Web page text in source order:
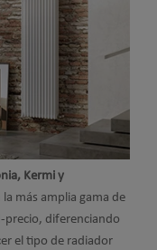
Kermi y
más amplia gama de
precio, diferenciando
el tipo de radiador